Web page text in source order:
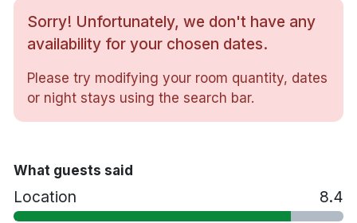
Handikappsanpassade rum finns tillgängliga
Parkering i närheten mot en avgift
Rökfritt
6 minuters promenad till centralstation
38 minuters bilresa till Oslo flygplats,
Gardemoen
Alla gäster från 18 år och uppåt måste visa giltig
ID-handling vid incheckning.
Giltig ID kan vara: körkort, nationellt ID-kort,
BankID-app med foto eller pass.
Sorry! Unfortunately, we don't have any
availability for your chosen dates.
Please try modifying your room quantity, dates
or night stays using the search bar.
What guests said
Location 8.4